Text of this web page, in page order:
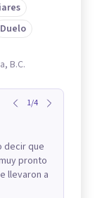
Duelo
B.C.
1/4
decir que
pronto
llevaron a